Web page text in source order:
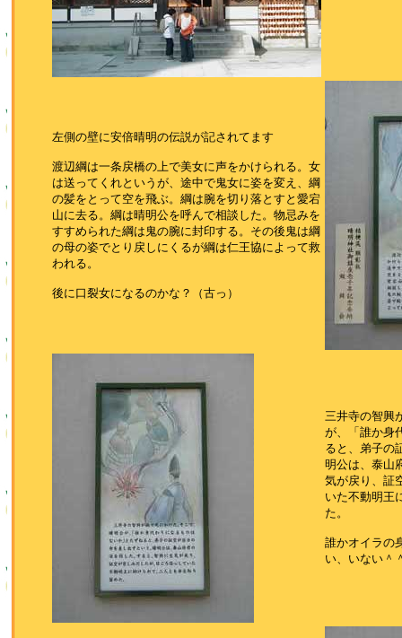
左側の壁に安倍晴明の伝説が記されてます
渡辺綱は一条戻橋の上で美女に声をかけられる。女
は送ってくれというが、途中で鬼女に姿を変え、綱
の髪をとって空を飛ぶ。綱は腕を切り落とすと愛宕
山に去る。綱は晴明公を呼んで相談した。物忌みを
すすめられた綱は鬼の腕に封印する。その後鬼は綱
の母の姿でとり戻しにくるが綱は仁王協によって救
われる。
後に口裂女になるのかな？（古っ）
三井寺の智興
が、「誰か身
ると、弟子の
明公は、泰山
気が戻り、証
いた不動明王
た。
誰かオイラの
い、いない＾